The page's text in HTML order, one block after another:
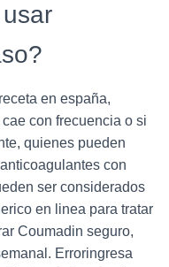
en españa,
con frecuencia o si
quienes pueden
con
ser considerados
en linea para tratar
Coumadin seguro,
Erroringresa